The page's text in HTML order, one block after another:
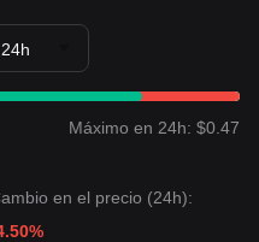
24h
Máximo en 24h: $0.47
en el precio (24h):